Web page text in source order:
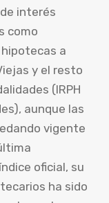
interés
como
a
y el resto
(IRPH
aunque las
vigente
oficial, su
ha sido